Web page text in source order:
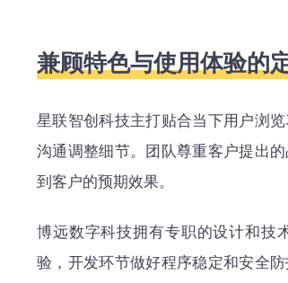
兼顾特色与使用体验的
星联智创科技主打贴合当下用户浏
沟通调整细节。团队尊重客户提出
到客户的预期效果。
博远数字科技拥有专职的设计和技
验，开发环节做好程序稳定和安全